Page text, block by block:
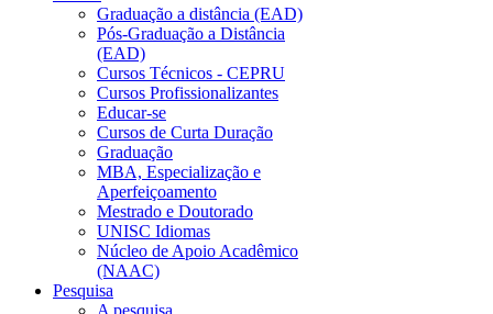
Graduação a distância (EAD)
Pós-Graduação a Distância
(EAD)
Cursos Técnicos - CEPRU
Cursos Profissionalizantes
Educar-se
Cursos de Curta Duração
Graduação
MBA, Especialização e
Aperfeiçoamento
Mestrado e Doutorado
UNISC Idiomas
Núcleo de Apoio Acadêmico
(NAAC)
Pesquisa
A pesquisa